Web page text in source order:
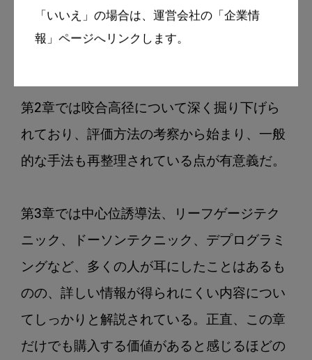
「いいえ」の場合は、運営会社の「企業情
報」ページへリンクします。
誰にでもわかりやすく、ていねいに解説され
第2章では咬合高径について深く掘り下げら
れており、評価方法の考察から始まり、一般
的な手法も再整理されている点が有意義だ。
第3章では中心位誘導法、リーフゲージテク
ニック、ドーソンテクニック、デプログラミ
ングなど、多くの人が耳にしたことはあるも
のの、詳しい情報が得られにくい内容につい
てしっかりと解説されている。正直、この章
だけでも購入する価値があると感じるほどの